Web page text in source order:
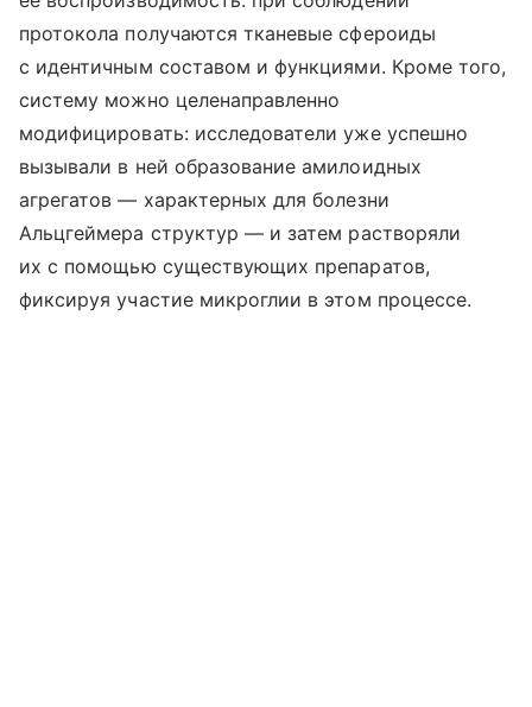
протокола получаются тканевые сфероиды
с идентичным составом и функциями. Кроме того,
систему можно целенаправленно
модифицировать: исследователи уже успешно
вызывали в ней образование амилоидных
агрегатов — характерных для болезни
Альцгеймера структур — и затем растворяли
их с помощью существующих препаратов,
фиксируя участие микроглии в этом процессе.